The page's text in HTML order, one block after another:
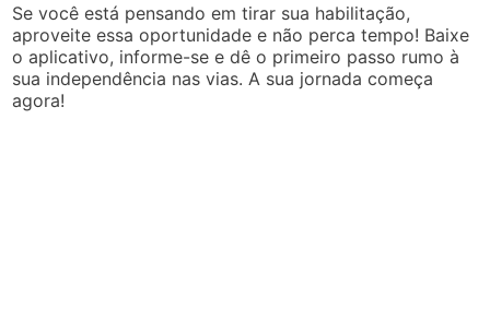
Se você está pensando em tirar sua habilitação,
aproveite essa oportunidade e não perca tempo! Baixe
o aplicativo, informe-se e dê o primeiro passo rumo à
sua independência nas vias. A sua jornada começa
agora!